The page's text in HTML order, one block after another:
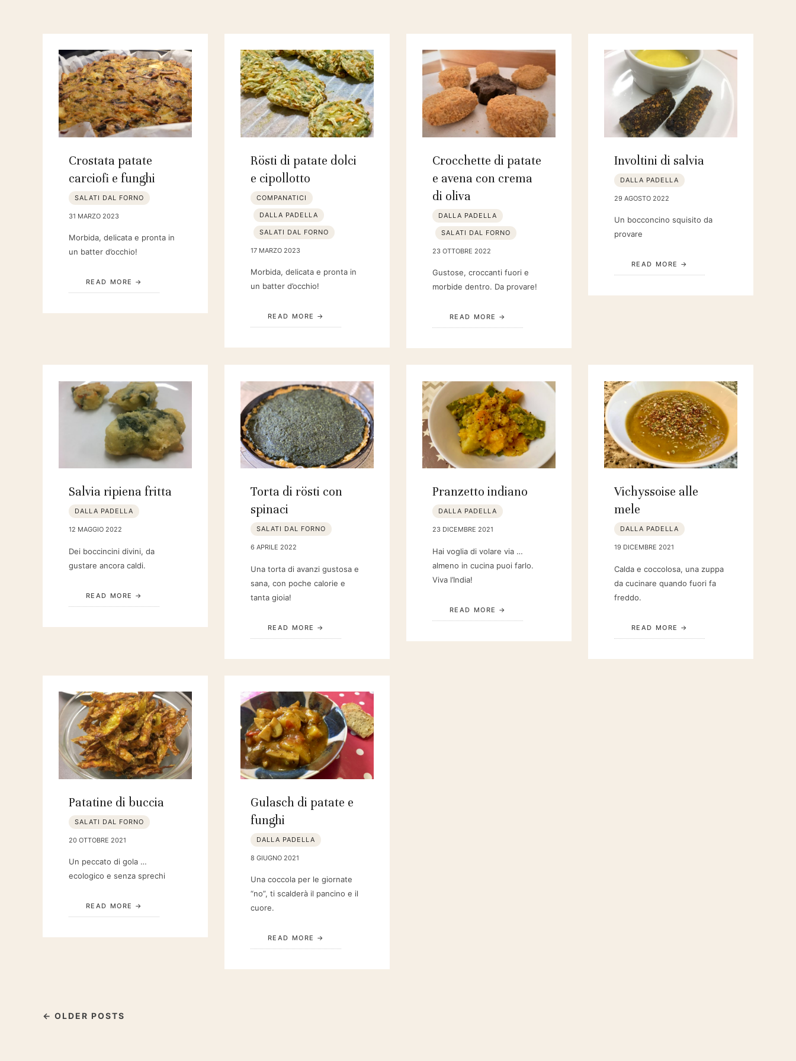
Crostata patate
carciofi e funghi
SALATI DAL FORNO
31 MARZO 2023
Morbida, delicata e pronta in
un batter d’occhio!
READ MORE
Rösti di patate dolci
e cipollotto
COMPANATICI
DALLA PADELLA
SALATI DAL FORNO
17 MARZO 2023
Morbida, delicata e pronta in
un batter d’occhio!
READ MORE
Crocchette di patate
e avena con crema
di oliva
DALLA PADELLA
SALATI DAL FORNO
23 OTTOBRE 2022
Gustose, croccanti fuori e
morbide dentro. Da provare!
READ MORE
Involtini di salvia
DALLA PADELLA
29 AGOSTO 2022
Un bocconcino squisito da
provare
READ MORE
Salvia ripiena fritta
DALLA PADELLA
12 MAGGIO 2022
Dei boccincini divini, da
gustare ancora caldi.
READ MORE
Torta di rösti con
spinaci
SALATI DAL FORNO
6 APRILE 2022
Una torta di avanzi gustosa e
sana, con poche calorie e
tanta gioia!
READ MORE
Pranzetto indiano
DALLA PADELLA
23 DICEMBRE 2021
Hai voglia di volare via …
almeno in cucina puoi farlo.
Viva l’India!
READ MORE
Vichyssoise alle
mele
DALLA PADELLA
19 DICEMBRE 2021
Calda e coccolosa, una zuppa
da cucinare quando fuori fa
freddo.
READ MORE
Patatine di buccia
SALATI DAL FORNO
20 OTTOBRE 2021
Un peccato di gola …
ecologico e senza sprechi
READ MORE
Gulasch di patate e
funghi
DALLA PADELLA
8 GIUGNO 2021
Una coccola per le giornate
“no”, ti scalderà il pancino e il
cuore.
READ MORE
← OLDER POSTS